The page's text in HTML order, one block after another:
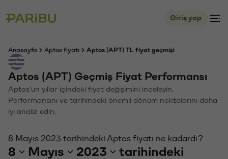
Giriş yap
Anasayfa Aptos fiyatı Aptos (APT) TL fiyat geçmişi
Aptos (APT) Geçmiş Fiyat Performansı
Aptos'un yıllar içindeki fiyat değişimini inceleyin.
Performansını ve tarihindeki önemli dönüm noktalarını daha
iyi analiz edin.
8 Mayıs 2023 tarihindeki Aptos fiyatı ne kadardı?
8 Mayıs 2023
tarihindeki